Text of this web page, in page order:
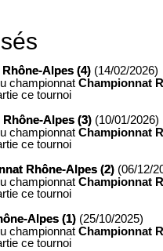
Alpes (4) (14/02/2026)
championnat Championnat
ce tournoi
Alpes (3) (10/01/2026)
championnat Championnat
ce tournoi
Rhône-Alpes (2) (06/12/
championnat Championnat
ce tournoi
Alpes (1) (25/10/2025)
championnat Championnat
ce tournoi